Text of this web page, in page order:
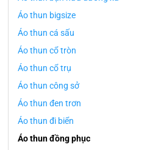
Áo thun bigsize
Áo thun cá sấu
Áo thun cổ tròn
Áo thun cổ trụ
Áo thun công sở
Áo thun đen trơn
Áo thun đi biển
Áo thun đồng phục